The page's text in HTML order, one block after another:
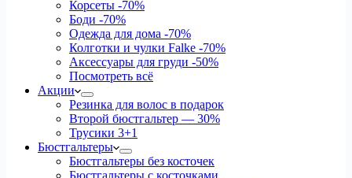
Корсеты -70%
Боди -70%
Одежда для дома -70%
Колготки и чулки Falke -70%
Аксессуары для груди -50%
Посмотреть всё
Акции
Резинка для волос в подарок
Второй бюстгальтер — 30%
Трусики 3+1
Бюстгальтеры
Бюстгальтеры без косточек
Бюстгальтеры с косточками